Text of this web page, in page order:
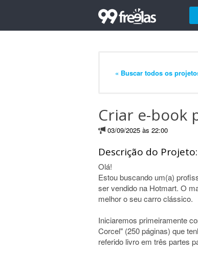
« Buscar todos os
Criar e-book
03/09/2025 às 22:00
Descrição do Projeto:
Olá!
Estou buscando um(a)
ser vendido na Hotmart. O
melhor o seu carro clássico.
Iniciaremos primeiramente
Corcel" (250 páginas) que
referido livro em três partes